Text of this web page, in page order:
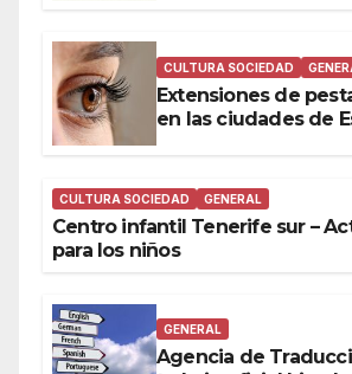
CULTURA SOCIEDAD
Extensiones de
en las ciudades de
CULTURA SOCIEDAD GENERAL
Centro infantil Tenerife sur –
para los niños
GENERAL
Agencia de